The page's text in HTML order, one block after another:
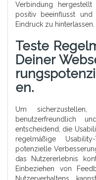
Verbindung
positiv beeinflusst
Eindruck zu hinterlassen.
Teste
Deiner
En.
Um
benutzerfreundlich
entscheidend, die
regelmäßige
potenzielle
das Nutzererlebnis
Einbeziehen von